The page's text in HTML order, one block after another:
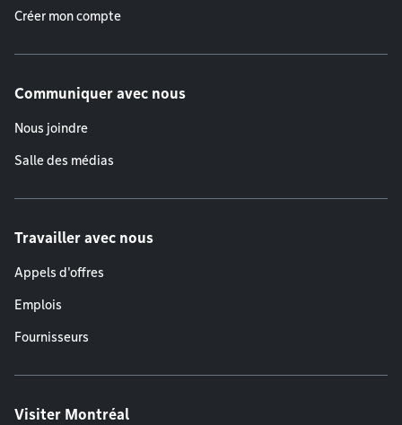
Créer mon compte
Communiquer avec nous
Nous joindre
Salle des médias
Travailler avec nous
Appels d'offres
Emplois
Fournisseurs
Visiter Montréal